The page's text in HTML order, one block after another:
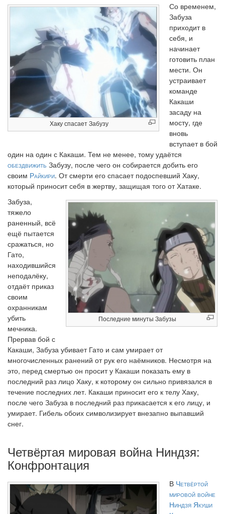
Хаку спасает Забузу
Со временем,
Забуза
приходит в
себя, и
начинает
готовить план
мести. Он
устраивает
команде
Какаши
засаду на
мосту, где
вновь
вступает в бой
один на один с Какаши. Тем не менее, тому удаётся
обездвижить Забузу, после чего он собирается добить его
своим Райкири. От смерти его спасает подоспевший Хаку,
который приносит себя в жертву, защищая того от Хатаке.
Последние минуты Забузы
Забуза,
тяжело
раненный, всё
ещё пытается
сражаться, но
Гато,
находившийся
неподалёку,
отдаёт приказ
своим
охранникам
убить
мечника.
Прервав бой с
Какаши, Забуза убивает Гато и сам умирает от
многочисленных ранений от рук его наёмников. Несмотря на
это, перед смертью он просит у Какаши показать ему в
последний раз лицо Хаку, к которому он сильно привязался в
течение последних лет. Какаши приносит его к телу Хаку,
после чего Забуза в последний раз прикасается к его лицу, и
умирает. Гибель обоих символизирует внезапно выпавший
снег.
Четвёртая мировая война Ниндзя:
Конфронтация
В Четвёртой
мировой войне
Ниндзя Якуши